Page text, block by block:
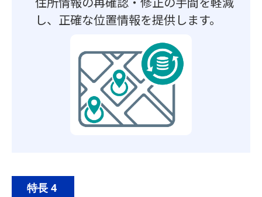
し、正確な位置情報を提供します。
特長 4